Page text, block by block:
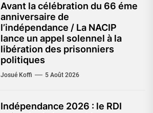
Avant la célébration du 66 éme
anniversaire de
l’indépendance / La NACIP
lance un appel solennel à la
libération des prisonniers
politiques
Josué Koffi 5 Août 2026
Indépendance 2026 : le RDI